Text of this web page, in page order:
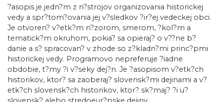
?asopis je jedn?m z n?strojov organizovania historickej
vedy a spr?tom?ovania jej v?sledkov ?ir?ej vedeckej obci.
Je otvoren? v?etk?m n?zorom, smerom, ?kol?m a
tematick?m okruhom, pokia? sa opieraj? o v??ne b?
danie a s? spracovan? v zhode so z?kladn?mi princ?pmi
historickej vedy. Programovo nepreferuje ?iadne
obdobie, t?my ?i v?seky dej?n. Je ?asopisom v?etk?ch
historikov, ktor? sa zaoberaj? slovensk?mi dejinami a v?
etk?ch slovensk?ch historikov, ktor? sk?maj? ?i u?